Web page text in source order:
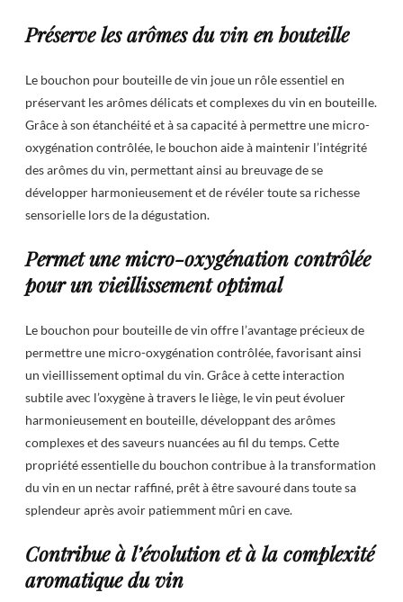
Préserve les arômes du vin en bouteille
Le bouchon pour bouteille de vin joue un rôle essentiel en
préservant les arômes délicats et complexes du vin en bouteille.
Grâce à son étanchéité et à sa capacité à permettre une micro-
oxygénation contrôlée, le bouchon aide à maintenir l’intégrité
des arômes du vin, permettant ainsi au breuvage de se
développer harmonieusement et de révéler toute sa richesse
sensorielle lors de la dégustation.
Permet une micro-oxygénation contrôlée
pour un vieillissement optimal
Le bouchon pour bouteille de vin offre l’avantage précieux de
permettre une micro-oxygénation contrôlée, favorisant ainsi
un vieillissement optimal du vin. Grâce à cette interaction
subtile avec l’oxygène à travers le liège, le vin peut évoluer
harmonieusement en bouteille, développant des arômes
complexes et des saveurs nuancées au fil du temps. Cette
propriété essentielle du bouchon contribue à la transformation
du vin en un nectar raffiné, prêt à être savouré dans toute sa
splendeur après avoir patiemment mûri en cave.
Contribue à l’évolution et à la complexité
aromatique du vin